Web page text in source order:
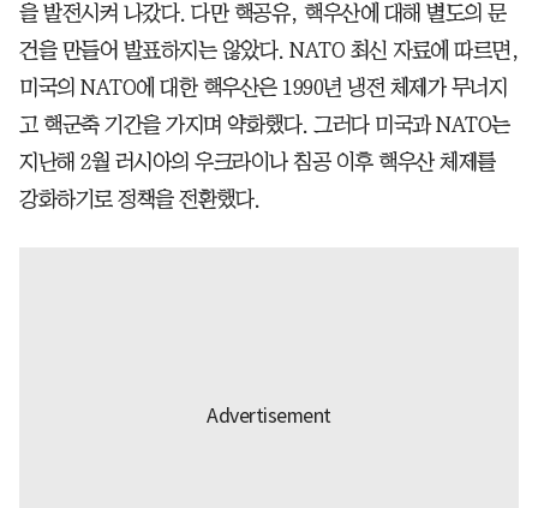
을 발전시켜 나갔다. 다만 핵공유, 핵우산에 대해 별도의 문
건을 만들어 발표하지는 않았다. NATO 최신 자료에 따르면,
미국의 NATO에 대한 핵우산은 1990년 냉전 체제가 무너지
고 핵군축 기간을 가지며 약화했다. 그러다 미국과 NATO는
지난해 2월 러시아의 우크라이나 침공 이후 핵우산 체제를
강화하기로 정책을 전환했다.